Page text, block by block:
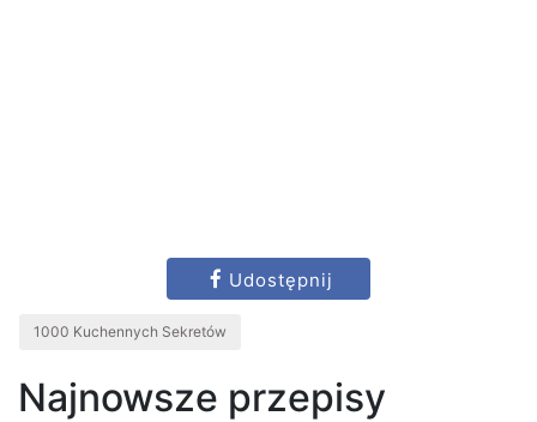
Udostępnij
1000 Kuchennych Sekretów
Najnowsze przepisy